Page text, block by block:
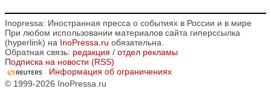
Inopressa: Иностранная пресса о событиях в России и в мире
При любом использовании материалов сайта гиперссылка
(hyperlink) на InoPressa.ru обязательна.
Обратная связь: редакция / отдел рекламы
Подписка на новости (RSS)
Информация об ограничениях
© 1999-2026 InoPressa.ru